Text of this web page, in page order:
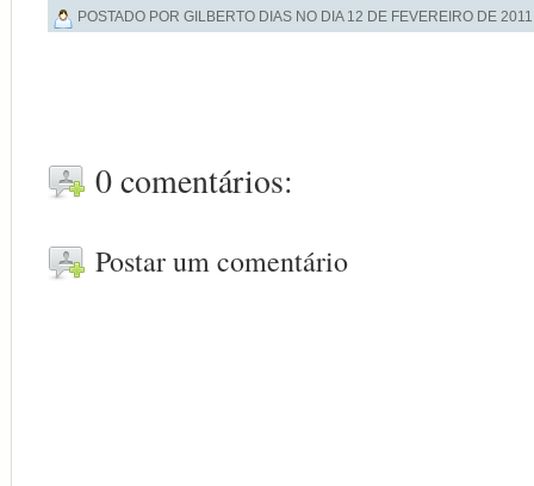
POSTADO POR GILBERTO DIAS NO DIA 12 DE FEVEREIRO DE 2011
0 comentários:
Postar um comentário